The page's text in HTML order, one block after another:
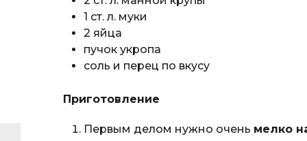
1 ст. л. муки
2 яйца
пучок укропа
соль и перец по вкусу
Приготовление
Первым делом нужно очень мелко